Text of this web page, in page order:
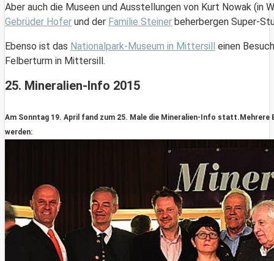
Aber auch die Museen und Ausstellungen von Kurt Nowak (in
Gebrüder Hofer und der Familie Steiner beherbergen Super-
Ebenso ist das Nationalpark-Museum in Mittersill einen
Felberturm in Mittersill.
25. Mineralien-Info 2015
Am Sonntag 19. April fand zum 25. Male die Mineralien-Info
werden: